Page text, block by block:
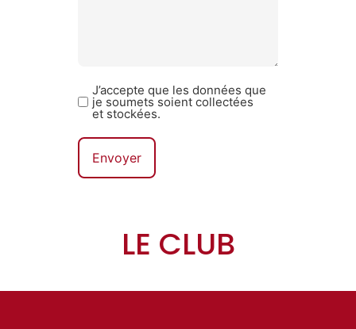
Sans
titre
J’accepte que les données que
je soumets soient collectées
et stockées.
LE CLUB